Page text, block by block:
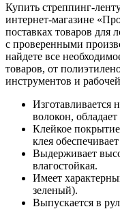
Купить стреппинг-
интернет-магазине
поставках товаров для
с проверенными
найдете все
товаров, от
инструментов и
Изготавливается
волокон,
Клейкое
клея
Выдерживает
влагостойкая.
Имеет
зеленый).
Выпускается в